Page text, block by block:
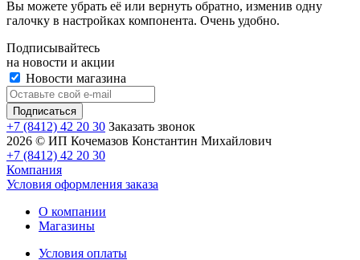
Вы можете убрать её или вернуть обратно, изменив одну
галочку в настройках компонента. Очень удобно.
Подписывайтесь
на новости и акции
Новости магазина
+7 (8412) 42 20 30 Заказать звонок
2026 © ИП Кочемазов Константин Михайлович
+7 (8412) 42 20 30
Компания
Условия оформления заказа
О компании
Магазины
Условия оплаты